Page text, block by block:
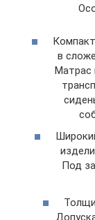
в
Матрас
Под